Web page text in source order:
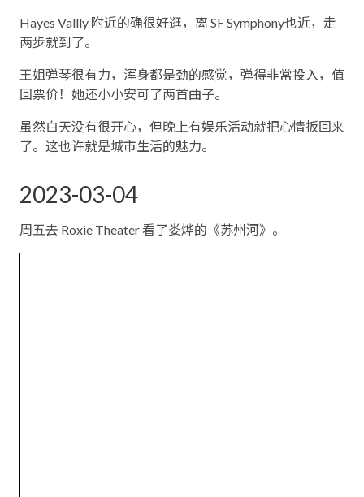
Hayes Vallly 附近的确很好逛，离 SF Symphony也近，走
两步就到了。
王姐弹琴很有力，浑身都是劲的感觉，弹得非常投入，值
回票价！她还小小安可了两首曲子。
虽然白天没有很开心，但晚上有娱乐活动就把心情扳回来
了。这也许就是城市生活的魅力。
2023-03-04
周五去 Roxie Theater 看了娄烨的《苏州河》。